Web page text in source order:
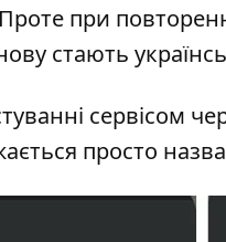
при
стають
сервісом
просто